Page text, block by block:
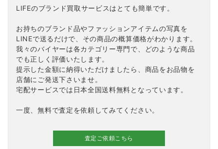
LIFEのブランド買取サービスはとても簡単です。
お持ちのブランド品やファッションアイテムの写真を
LINEで送るだけで、その商品の概算価格がわかります。
我々のバイヤーは各カテゴリー専門で、どのような商品
でも正しく評価いたします。
提示した金額に納得いただけましたら、商品をお品物を
店舗にご発送下さいませ。
宅配サービスでは日本全国送料無料となっています。
一度、無料で査定を依頼してみてください。
査定ご依頼こちら